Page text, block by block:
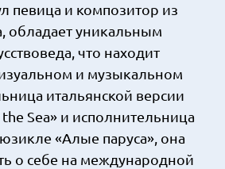
певица и композитор из
обладает уникальным
что находит
и музыкальном
итальянской версии
Sea» и исполнительница
«Алые паруса», она
о себе на международной